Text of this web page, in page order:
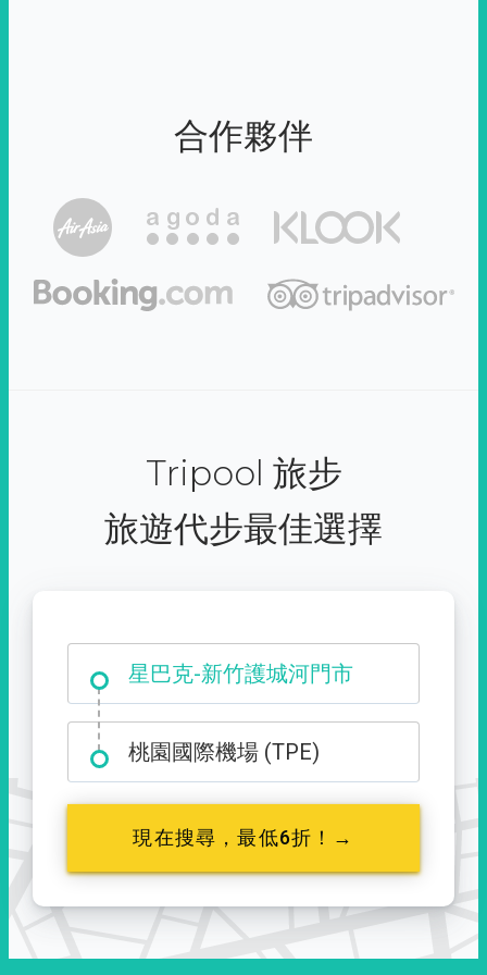
合作夥伴
Tripool 旅步
旅遊代步最佳選擇
大霸尖山登山口
桃園國際機場 (TPE)
現在搜尋，最低6折！→